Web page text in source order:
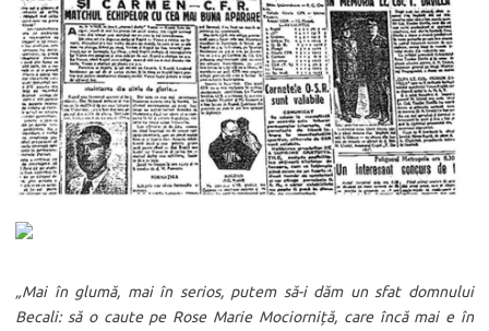
„Mai în glumă, mai în serios, putem să-i dăm un sfat domnului
Becali: să o caute pe Rose Marie Mociorniță, care încă mai e în